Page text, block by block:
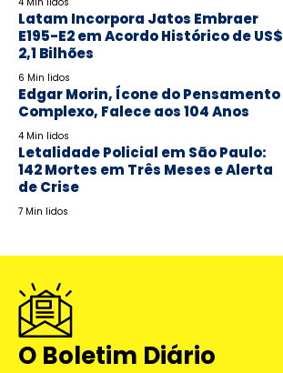
Latam Incorpora Jatos Embraer
E195-E2 em Acordo Histórico de US$
2,1 Bilhões
6 Min lidos
Edgar Morin, Ícone do Pensamento
Complexo, Falece aos 104 Anos
4 Min lidos
Letalidade Policial em São Paulo:
142 Mortes em Três Meses e Alerta
de Crise
7 Min lidos
O Boletim Diário